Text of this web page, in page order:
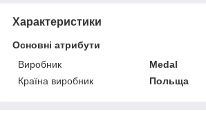
Характеристики
Основні атрибути
Виробник
Medal
Країна виробник
Польща